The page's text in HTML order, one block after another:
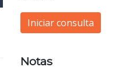
Iniciar consulta
Notas